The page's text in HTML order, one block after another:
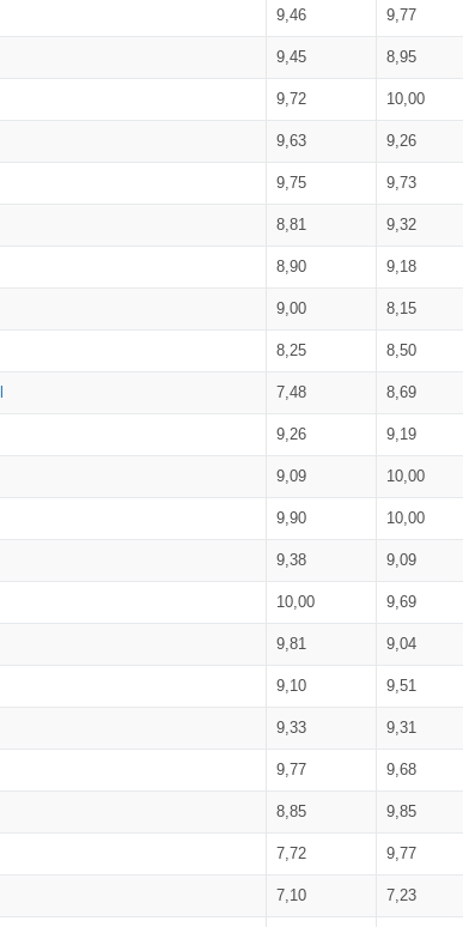
9,46 9,77
9,45 8,95
9,72 10,00
9,63 9,26
9,75 9,73
8,81 9,32
8,90 9,18
9,00 8,15
8,25 8,50
7,48 8,69
9,26 9,19
9,09 10,00
9,90 10,00
9,38 9,09
10,00 9,69
9,81 9,04
9,10 9,51
9,33 9,31
9,77 9,68
8,85 9,85
7,72 9,77
7,10 7,23